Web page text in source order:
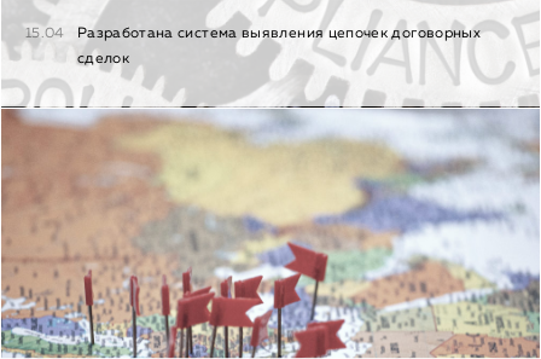
15.04
Разработана система выявления цепочек договорных
сделок